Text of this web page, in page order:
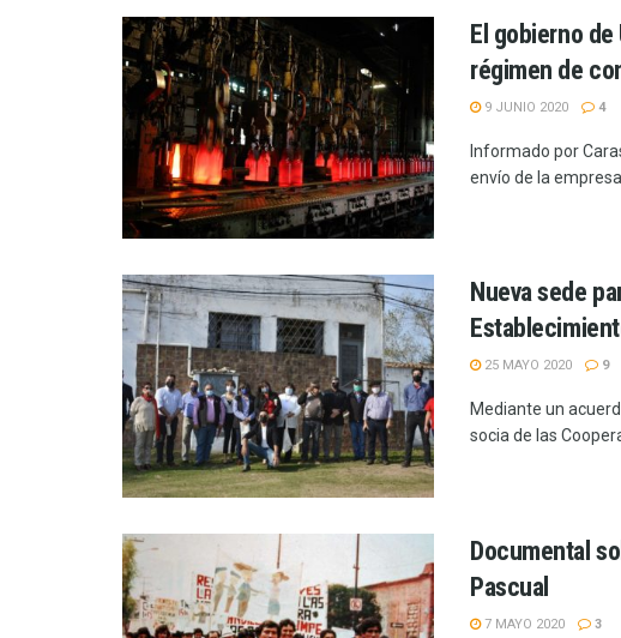
El gobierno de
régimen de
9 JUNIO 2020 4
Informado por
envío de la
Nueva sede
25 MAYO 2020 9
Mediante un
socia de las
Documental
Pascual
7 MAYO 2020 3